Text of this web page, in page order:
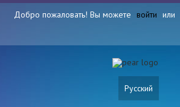
Добро пожаловать! Вы можете войти или
Русский